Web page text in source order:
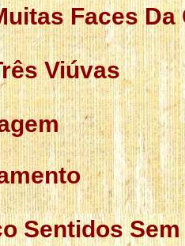
Faces Da
Viúvas
Sentidos